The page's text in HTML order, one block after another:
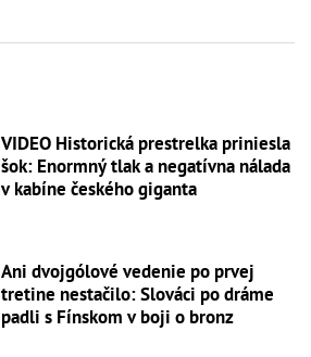
VIDEO Historická prestrelka priniesla
šok: Enormný tlak a negatívna nálada
v kabíne českého giganta
Ani dvojgólové vedenie po prvej
tretine nestačilo: Slováci po dráme
padli s Fínskom v boji o bronz